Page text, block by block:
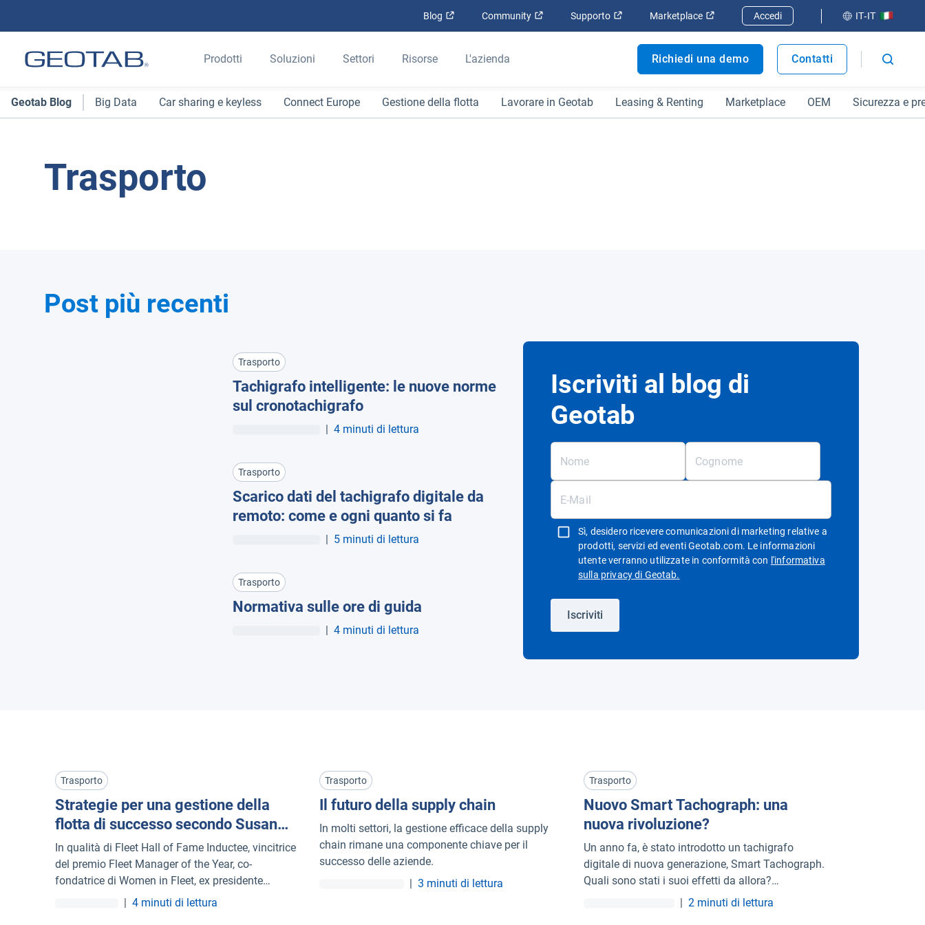
Blog Apri in una nuova finestra
Community Apri in una nuova finestra
Supporto Apri in una nuova finestra
Marketplace Apri in una nuova finestra
Accedi IT-IT
Prodotti Soluzioni Settori Risorse L'azienda Richiedi una demo Contatti
Geotab Blog Big Data Car sharing e keyless Connect Europe Gestione della flotta Lavorare in Geotab Leasing & Renting Marketplace OEM Sicurezza e
Trasporto
Post più recenti
Trasporto
Tachigrafo intelligente: le nuove norme
sul cronotachigrafo
| 4 minuti di lettura
Trasporto
Scarico dati del tachigrafo digitale da
remoto: come e ogni quanto si fa
| 5 minuti di lettura
Trasporto
Normativa sulle ore di guida
| 4 minuti di lettura
Iscriviti al blog di
Geotab
Sì, desidero ricevere comunicazioni di marketing relative a
prodotti, servizi ed eventi Geotab.com. Le informazioni
utente verranno utilizzate in conformità con l'informativa
sulla privacy di Geotab.
Iscriviti
Trasporto
Strategie per una gestione della
flotta di successo secondo Susan
Miller
In qualità di Fleet Hall of Fame Inductee, vincitrice
del premio Fleet Manager of the Year, co-
fondatrice di Women in Fleet, ex presidente
dell'AFLA e membro di lunga data della NAFA,
| 4 minuti di lettura
Trasporto
Il futuro della supply chain
In molti settori, la gestione efficace della supply
chain rimane una componente chiave per il
successo delle aziende.
| 3 minuti di lettura
Trasporto
Nuovo Smart Tachograph: una
nuova rivoluzione?
Un anno fa, è stato introdotto un tachigrafo
digitale di nuova generazione, Smart Tachograph.
Quali sono stati i suoi effetti da allora?
Scopriamolo in questo articolo.
| 2 minuti di lettura